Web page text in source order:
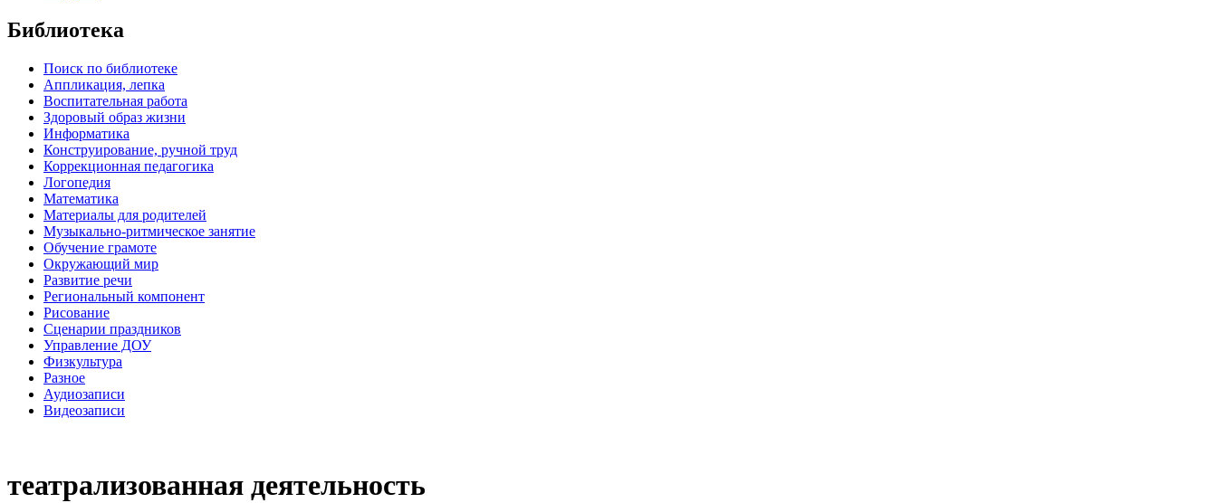
Библиотека
Поиск по библиотеке
Аппликация, лепка
Воспитательная работа
Здоровый образ жизни
Информатика
Конструирование, ручной труд
Коррекционная педагогика
Логопедия
Математика
Материалы для родителей
Музыкально-ритмическое занятие
Обучение грамоте
Окружающий мир
Развитие речи
Региональный компонент
Рисование
Сценарии праздников
Управление ДОУ
Физкультура
Разное
Аудиозаписи
Видеозаписи
театрализованная деятельность